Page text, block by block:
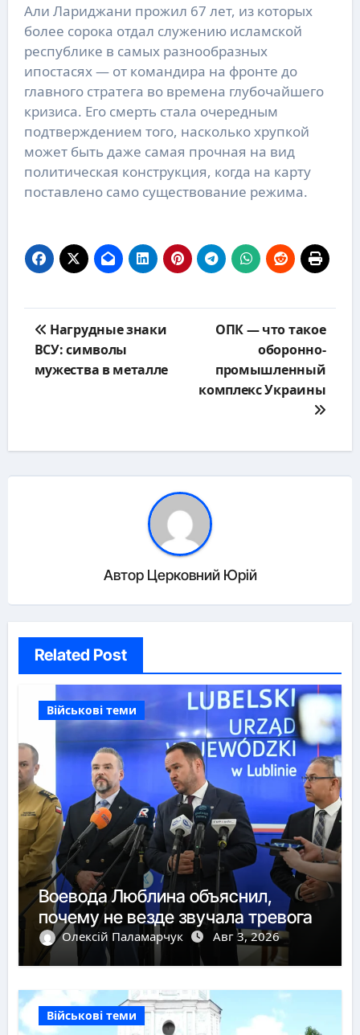
Али Лариджани прожил 67 лет, из которых
более сорока отдал служению исламской
республике в самых разнообразных
ипостасях — от командира на фронте до
главного стратега во времена глубочайшего
кризиса. Его смерть стала очередным
подтверждением того, насколько хрупкой
может быть даже самая прочная на вид
политическая конструкция, когда на карту
поставлено само существование режима.
по
записям
Нагрудные знаки
ВСУ: символы
мужества в металле
ОПК — что такое
оборонно-
промышленный
комплекс Украины
Автор Церковний Юрій
Related Post
Військові теми
Воевода Люблина объяснил,
почему не везде звучала тревога
Олексій Паламарчук Авг 3, 2026
Військові теми